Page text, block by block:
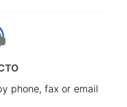
phone, fax or email